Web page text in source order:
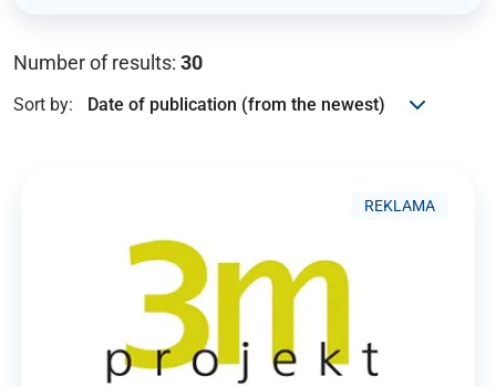
Number of results: 30
Sort by:
REKLAMA